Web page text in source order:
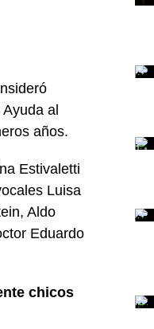
al
años.
Estivaletti
Luisa
Aldo
Eduardo
chicos